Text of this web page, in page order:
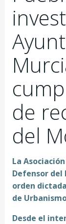
de
del
La
Defensor del
orden
de
Desde el